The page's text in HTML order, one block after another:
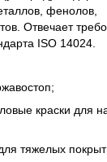
фенолов,
Отвечает
ISO 14024.
краски для
тяжелых